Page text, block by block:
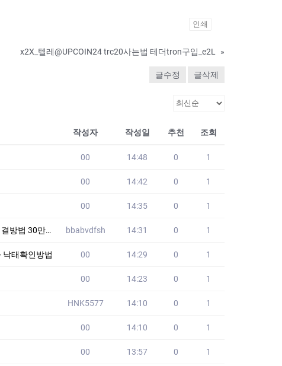
인쇄
x2X_텔레@UPCOIN24 trc20사는법 테더tron구입_e2L »
글수정 글삭제
작성자 작성일 추천 조회
00 14:48 0 1
00 14:42 0 1
00 14:35 0 1
매입문의 YTJ bbabvdfsh 14:31 0 1
태확인방법 00 14:29 0 1
00 14:23 0 1
HNK5577 14:10 0 1
00 14:10 0 1
00 13:57 0 1